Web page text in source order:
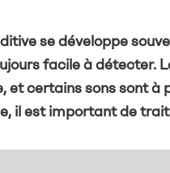
se développe
facile à détecter.
et certains sons sont à
il est important de